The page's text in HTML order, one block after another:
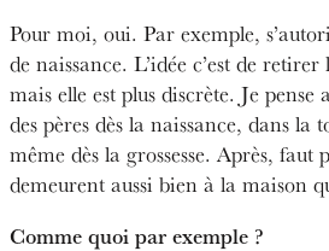
Pour moi, oui. Par exemple,
de naissance. L’idée c’est de
mais elle est plus discrète. Je pense
des pères dès la naissance, dans la
même dès la grossesse. Après, faut
demeurent aussi bien à la maison
Comme quoi par exemple ?